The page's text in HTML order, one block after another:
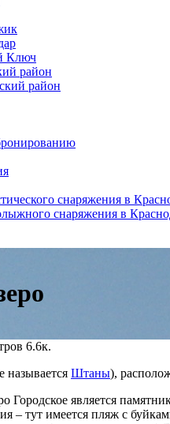
Ключ
район
район
снаряжения в
снаряжения в
6.6к.
называется Штаны),
Городское является
– тут имеется пляж с